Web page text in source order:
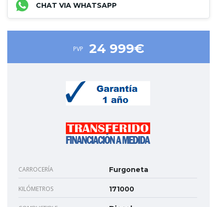
CHAT VIA WHATSAPP
PVP 24 999€
CARROCERÍA Furgoneta
KILÓMETROS 171000